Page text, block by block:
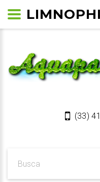
(33)